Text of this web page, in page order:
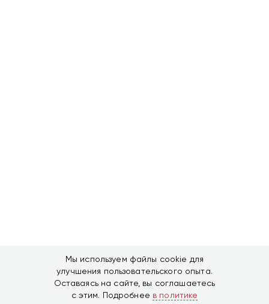
Мы используем файлы cookie для
улучшения пользовательского опыта.
Оставаясь на сайте, вы соглашаетесь
с этим. Подробнее в политике
4 900₽5 100₽ Заказать